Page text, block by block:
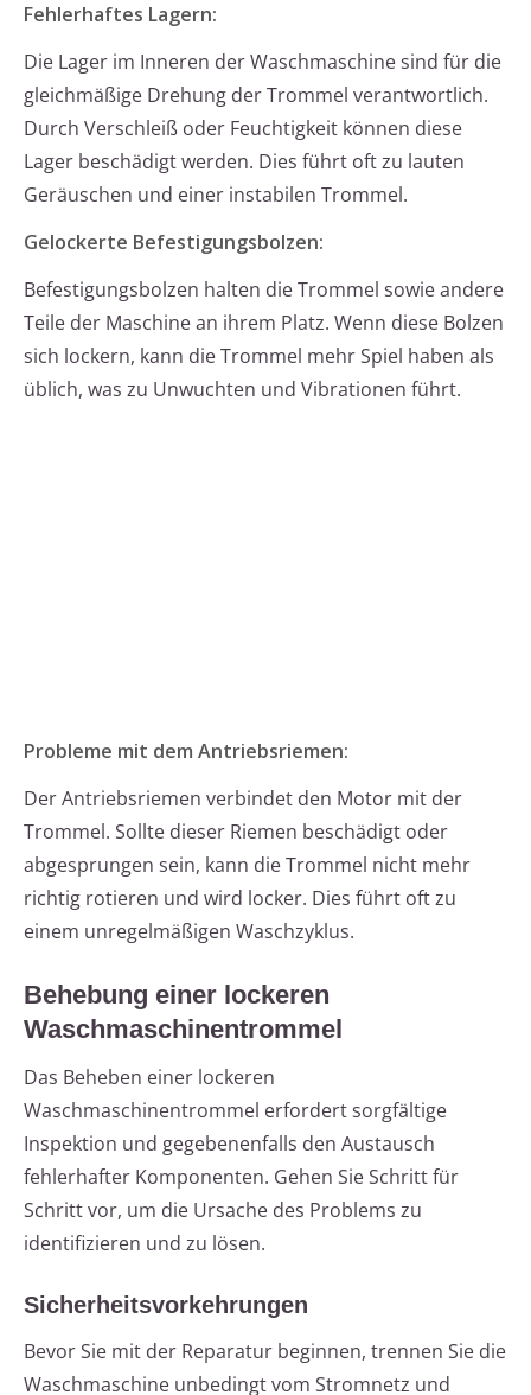
Fehlerhaftes Lagern:
Die Lager im Inneren der Waschmaschine sind für die
gleichmäßige Drehung der Trommel verantwortlich.
Durch Verschleiß oder Feuchtigkeit können diese
Lager beschädigt werden. Dies führt oft zu lauten
Geräuschen und einer instabilen Trommel.
Gelockerte Befestigungsbolzen:
Befestigungsbolzen halten die Trommel sowie andere
Teile der Maschine an ihrem Platz. Wenn diese Bolzen
sich lockern, kann die Trommel mehr Spiel haben als
üblich, was zu Unwuchten und Vibrationen führt.
Probleme mit dem Antriebsriemen:
Der Antriebsriemen verbindet den Motor mit der
Trommel. Sollte dieser Riemen beschädigt oder
abgesprungen sein, kann die Trommel nicht mehr
richtig rotieren und wird locker. Dies führt oft zu
einem unregelmäßigen Waschzyklus.
Behebung einer lockeren
Waschmaschinentrommel
Das Beheben einer lockeren
Waschmaschinentrommel erfordert sorgfältige
Inspektion und gegebenenfalls den Austausch
fehlerhafter Komponenten. Gehen Sie Schritt für
Schritt vor, um die Ursache des Problems zu
identifizieren und zu lösen.
Sicherheitsvorkehrungen
Bevor Sie mit der Reparatur beginnen, trennen Sie die
Waschmaschine unbedingt vom Stromnetz und